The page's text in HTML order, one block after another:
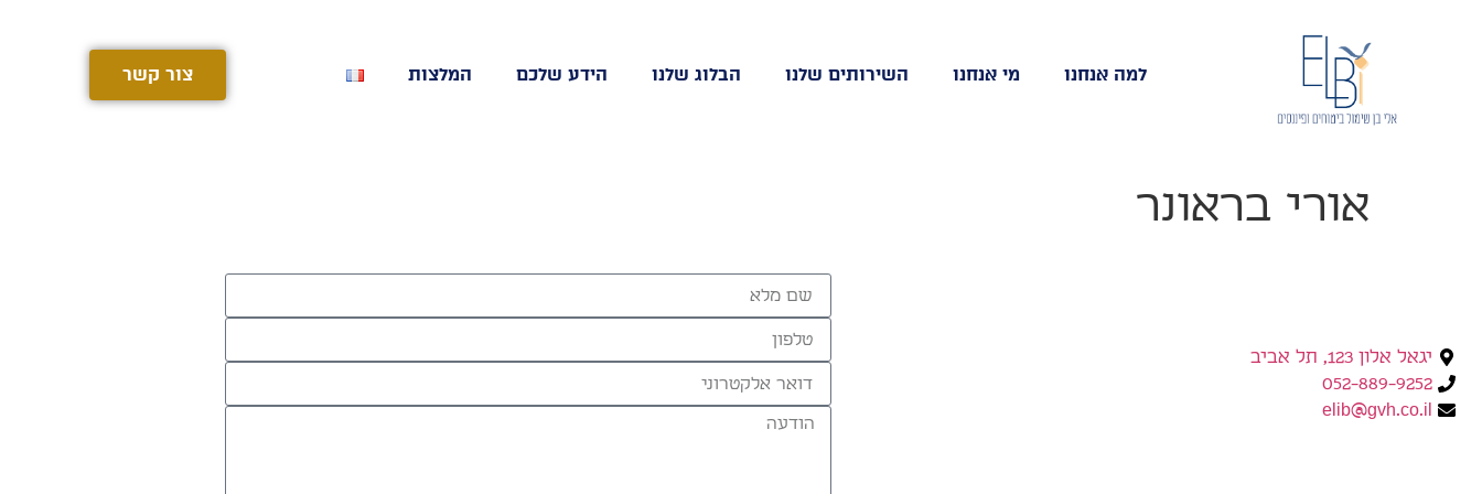
למה אנחנו מי אנחנו השירותים שלנו הבלוג שלנו הידע שלכם המלצות צור קשר
אורי בראונר
יגאל אלון 123, תל אביב
052-889-9252
elib@gvh.co.il